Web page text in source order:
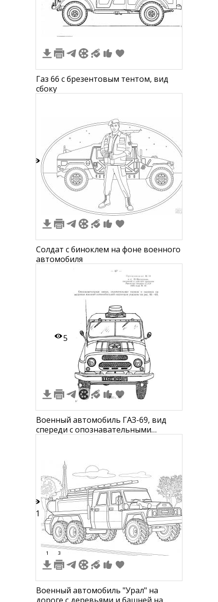
Газ 66 с брезентовым тентом, вид
сбоку
Солдат с биноклем на фоне военного
автомобиля
5
Военный автомобиль ГАЗ-69, вид
спереди с опознавательными
надписью Приказ №14.
11
1 3
Военный автомобиль "Урал" на